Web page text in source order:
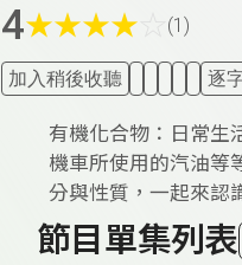
4★★★★ (1)
加入稍後收聽 逐
有機化合物：日常生
機車所使用的汽油等
分與性質，一起來認
節目單集列表